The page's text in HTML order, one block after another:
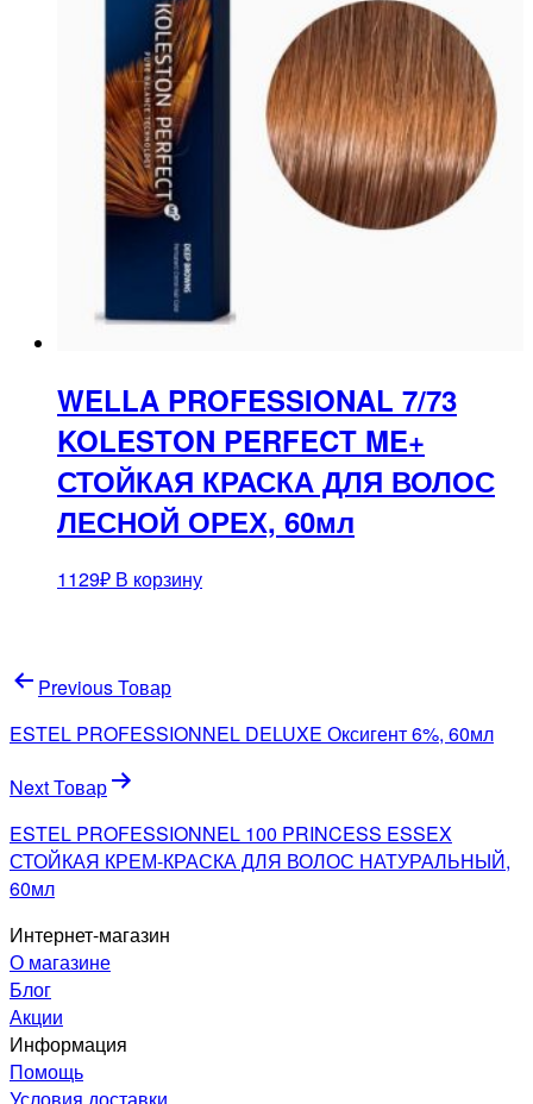
WELLA PROFESSIONAL 7/73
KOLESTON PERFECT ME+
СТОЙКАЯ КРАСКА ДЛЯ ВОЛОС
ЛЕСНОЙ ОРЕХ, 60мл
1129₽ В корзину
Навигация
по
записям
Previous Товар
ESTEL PROFESSIONNEL DELUXE Оксигент 6%, 60мл
Next Товар
ESTEL PROFESSIONNEL 100 PRINCESS ESSEX
СТОЙКАЯ КРЕМ-КРАСКА ДЛЯ ВОЛОС НАТУРАЛЬНЫЙ,
60мл
Интернет-магазин
О магазине
Блог
Акции
Информация
Помощь